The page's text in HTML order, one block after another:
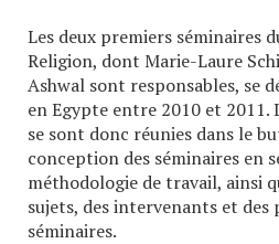
Les deux premiers séminaires
Religion, dont Marie-Laure
Ashwal sont responsables, se
en Egypte entre 2010 et 2011.
se sont donc réunies dans le
conception des séminaires en
méthodologie de travail, ainsi
sujets, des intervenants et
séminaires.